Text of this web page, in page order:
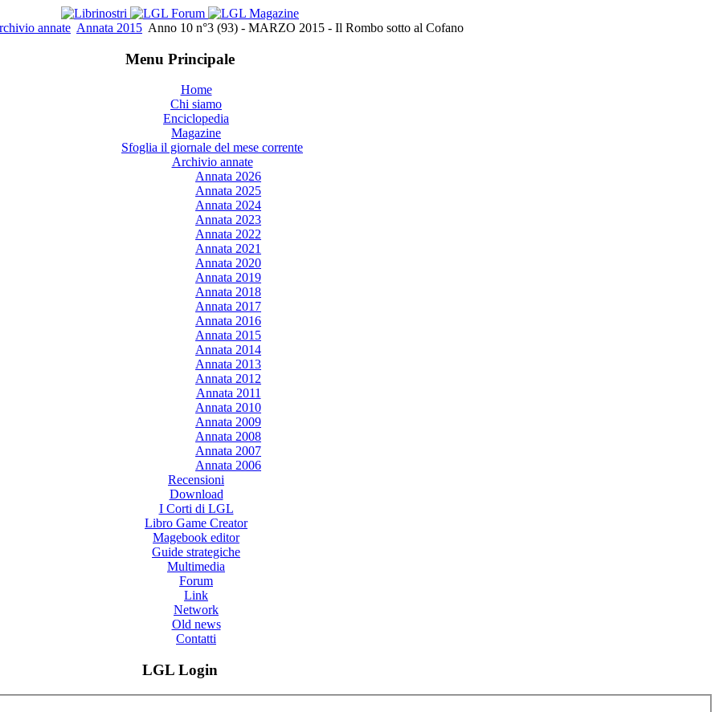
annate Annata 2015 Anno 10 n°3 (93) - MARZO 2015 - Il Rombo sotto al Cofano
Menu Principale
Home
Chi siamo
Enciclopedia
Magazine
Sfoglia il giornale del mese corrente
Archivio annate
Annata 2026
Annata 2025
Annata 2024
Annata 2023
Annata 2022
Annata 2021
Annata 2020
Annata 2019
Annata 2018
Annata 2017
Annata 2016
Annata 2015
Annata 2014
Annata 2013
Annata 2012
Annata 2011
Annata 2010
Annata 2009
Annata 2008
Annata 2007
Annata 2006
Recensioni
Download
I Corti di LGL
Libro Game Creator
Magebook editor
Guide strategiche
Multimedia
Forum
Link
Network
Old news
Contatti
LGL Login